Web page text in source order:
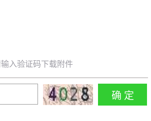
入验证码下载附件